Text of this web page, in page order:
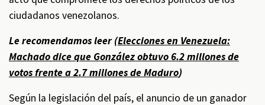
ciudadanos venezolanos.
Le recomendamos leer (Elecciones en Venezuela:
Machado dice que González obtuvo 6.2 millones de
votos frente a 2.7 millones de Maduro)
Según la legislación del país, el anuncio de un ganador